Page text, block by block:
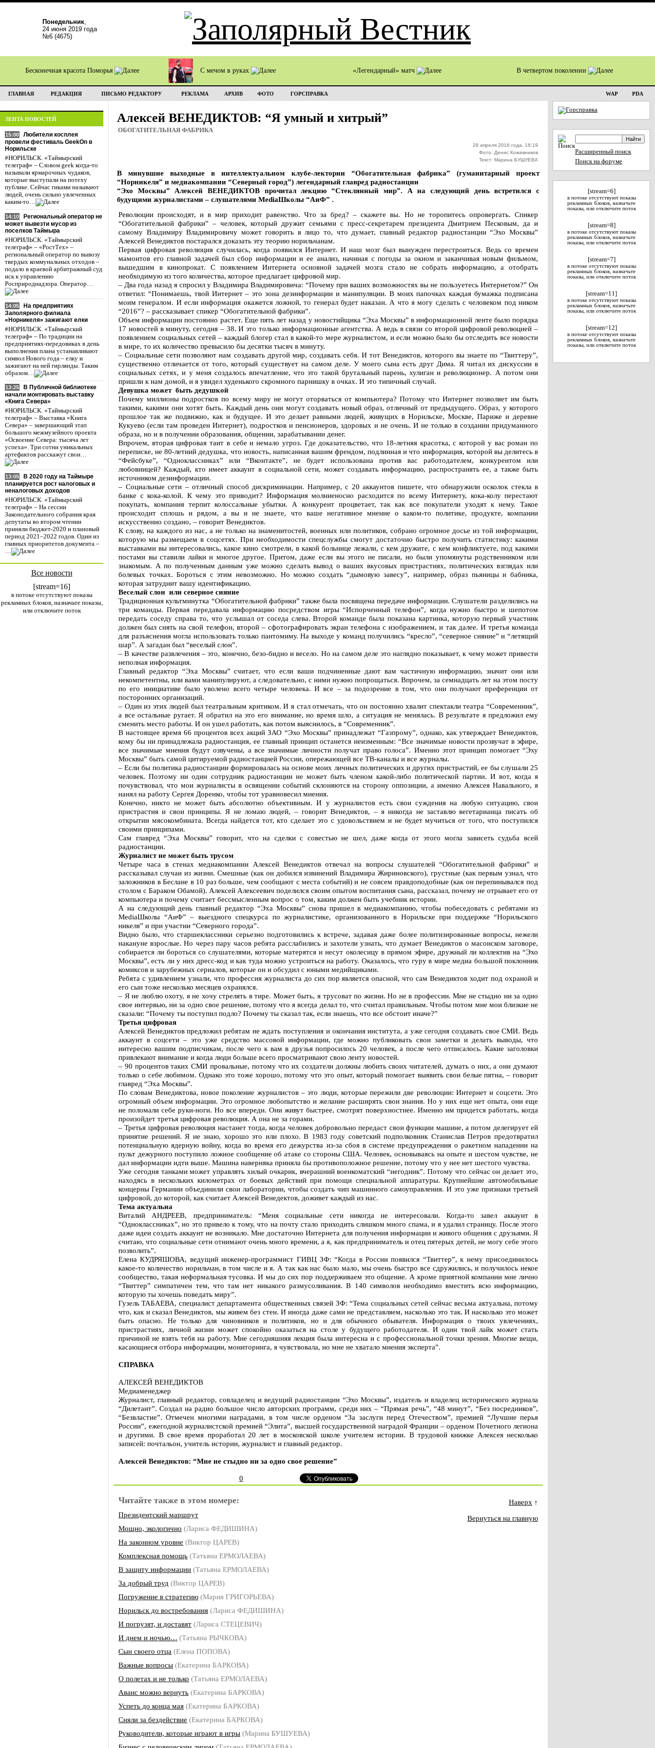
Понедельник,
24 июня 2019 года
№6 (4675)
Бесконечная красота Поморья С мечом в руках «Легендарный» матч В четвертом поколении
ГЛАВНАЯ РЕДАКЦИЯ ПИСЬМО РЕДАКТОРУ РЕКЛАМА АРХИВ ФОТО ГОРСПРАВКА WAP PDA
ЛЕНТА НОВОСТЕЙ
15:00
Любители косплея
провели фестиваль GeekOn в
Норильске
#НОРИЛЬСК. «Таймырский
телеграф» – Словом geek когда-то
называли ярмарочных чудаков,
которые выступали на потеху
публике. Сейчас гиками называют
людей, очень сильно увлеченных
каким-то…
14:10
Региональный оператор не
может вывезти мусор из
поселков Таймыра
#НОРИЛЬСК. «Таймырский
телеграф» – «РостТех» –
региональный оператор по вывозу
твердых коммунальных отходов –
подало в краевой арбитражный суд
иск к управлению
Росприроднадзора. Оператор…
14:05
На предприятиях
Заполярного филиала
«Норникеля» зажигают елки
#НОРИЛЬСК. «Таймырский
телеграф» – По традиции на
предприятиях-передовиках в день
выполнения плана устанавливают
символ Нового года – елку и
зажигают на ней гирлянды. Таким
образом…
13:25
В Публичной библиотеке
начали монтировать выставку
«Книга Севера»
#НОРИЛЬСК. «Таймырский
телеграф» – Выставка «Книга
Севера» – завершающий этап
большого межмузейного проекта
«Освоение Севера: тысяча лет
успеха». Три сотни уникальных
артефактов расскажут свои…
13:05
В 2020 году на Таймыре
планируется рост налоговых и
неналоговых доходов
#НОРИЛЬСК. «Таймырский
телеграф» – На сессии
Законодательного собрания края
депутаты во втором чтении
приняли бюджет-2020 и плановый
период 2021–2022 годов. Один из
главных приоритетов документа –
…
Все новости
[stream=16]
в потоке отсутствуют показы
рекламных блоков, назначьте показы,
или отключите поток
Алексей ВЕНЕДИКТОВ: “Я умный и хитрый”
ОБОГАТИТЕЛЬНАЯ ФАБРИКА
28 апреля 2016 года, 18:19
Фото: Денис Кожевников
Текст: Марина БУШУЕВА
В минувшие выходные в интеллектуальном клубе-лектории “Обогатительная фабрика” (гуманитарный проект
“Норникеля” и медиакомпании “Северный город”) легендарный главред радиостанции
“Эхо Москвы” Алексей ВЕНЕДИКТОВ прочитал лекцию “Стеклянный мир”. А на следующий день встретился с
будущими журналистами – слушателями MediaШколы “АиФ” .
Революции происходят, и в мир приходит равенство. Что за бред? – скажете вы. Но не торопитесь опровергать. Спикер
“Обогатительной фабрики” – человек, который дружит семьями с пресс-секретарем президента Дмитрием Песковым, да и
самому Владимиру Владимировичу может говорить в лицо то, что думает, главный редактор радиостанции “Эхо Москвы”
Алексей Венедиктов постарался доказать эту теорию норильчанам.
Первая цифровая революция случилась, когда появился Интернет. И наш мозг был вынужден перестроиться. Ведь со времен
мамонтов его главной задачей был сбор информации и ее анализ, начиная с погоды за окном и заканчивая новым фильмом,
вышедшим в кинопрокат. С появлением Интернета основной задачей мозга стало не собрать информацию, а отобрать
необходимую из того количества, которое предлагает цифровой мир.
– Два года назад я спросил у Владимира Владимировича: “Почему при ваших возможностях вы не пользуетесь Интернетом?” Он
ответил: “Понимаешь, твой Интернет – это зона дезинформации и манипуляции. В моих папочках каждая бумажка подписана
моим генералом. И если информация окажется ложной, то генерал будет наказан. А что я могу сделать с человеком под ником
“2016”? – рассказывает спикер “Обогатительной фабрики”.
Объем информации постоянно растет. Еще пять лет назад у новостийщика “Эха Москвы” в информационной ленте было порядка
17 новостей в минуту, сегодня – 38. И это только информационные агентства. А ведь в связи со второй цифровой революцией –
появлением социальных сетей – каждый блогер стал в какой-то мере журналистом, и если можно было бы отследить все новости
в мире, то их количество превысило бы десятки тысяч в минуту.
– Социальные сети позволяют нам создавать другой мир, создавать себя. И тот Венедиктов, которого вы знаете по “Твиттеру”,
существенно отличается от того, который существует на самом деле. У моего сына есть друг Дима. Я читал их дискуссии в
социальных сетях, и у меня создалось впечатление, что это такой брутальный парень, хулиган и революционер. А потом они
пришли к нам домой, и я увидел худенького скромного парнишку в очках. И это типичный случай.
Девушка может быть дедушкой
Почему миллионы подростков по всему миру не могут оторваться от компьютера? Потому что Интернет позволяет им быть
такими, какими они хотят быть. Каждый день они могут создавать новый образ, отличный от предыдущего. Образ, у которого
прошлое так же подвижно, как и будущее. И это делает равными людей, живущих в Норильске, Москве, Париже и деревне
Кукуево (если там проведен Интернет), подростков и пенсионеров, здоровых и не очень. И не только в создании придуманного
образа, но и в получении образования, общении, зарабатывании денег.
Впрочем, вторая цифровая таит в себе и немало угроз. Где доказательство, что 18-летняя красотка, с которой у вас роман по
переписке, не 80-летний дедушка, что новость, написанная вашим френдом, подлинная и что информация, которой вы делитесь в
“Фейсбуке”, “Одноклассниках” или “Вконтакте”, не будет использована против вас работодателем, конкурентом или
любовницей? Каждый, кто имеет аккаунт в социальной сети, может создавать информацию, распространять ее, а также быть
источником дезинформации.
– Социальные сети – отличный способ дискриминации. Например, с 20 аккаунтов пишете, что обнаружили осколок стекла в
банке с кока-колой. К чему это приводит? Информация молниеносно расходится по всему Интернету, кока-колу перестают
покупать, компания терпит колоссальные убытки. А конкурент процветает, так как все покупатели уходят к нему. Такое
происходит сплошь и рядом, а вы и не знаете, что ваше негативное мнение о каком-то политике, продукте, компании
искусственно создано, – говорит Венедиктов.
К слову, на каждого из нас, а не только на знаменитостей, военных или политиков, собрано огромное досье из той информации,
которую мы размещаем в соцсетях. При необходимости спецслужбы смогут достаточно быстро получить статистику: какими
выставками вы интересовались, какое кино смотрели, в какой больнице лежали, с кем дружите, с кем конфликтуете, под какими
постами вы ставили лайки и многое другое. Притом, даже если вы этого не писали, но были упомянуты родственником или
знакомым. А по полученным данным уже можно сделать вывод о ваших вкусовых пристрастиях, политических взглядах или
болевых точках. Бороться с этим невозможно. Но можно создать “дымовую завесу”, например, образ пьяницы и бабника,
которая затруднит вашу идентификацию.
Веселый слон или северное сияние
Традиционная культминутка “Обогатительной фабрики” также была посвящена передаче информации. Слушатели разделились на
три команды. Первая передавала информацию посредством игры “Испорченный телефон”, когда нужно быстро и шепотом
передать соседу справа то, что услышал от соседа слева. Второй команде была показана картинка, которую первый участник
должен был снять на свой телефон, второй – сфотографировать экран телефона с изображением, и так далее. И третья команда
для разъяснения могла использовать только пантомиму. На выходе у команд получились “кресло”, “северное сияние” и “летящий
шар”. А загадан был “веселый слон”.
– В качестве развлечения – это, конечно, безо-бидно и весело. Но на самом деле это наглядно показывает, к чему может привести
неполная информация.
Главный редактор “Эха Москвы” считает, что если ваши подчиненные дают вам частичную информацию, значит они или
некомпетентны, или вами манипулируют, а следовательно, с ними нужно попрощаться. Впрочем, за семнадцать лет на этом посту
по его инициативе было уволено всего четыре человека. И все – за подозрение в том, что они получают преференции от
посторонних организаций.
– Один из этих людей был театральным критиком. И я стал отмечать, что он постоянно хвалит спектакли театра “Современник”,
а все остальные ругает. Я обратил на это его внимание, но время шло, а ситуация не менялась. В результате я предложил ему
сменить место работы. И он ушел работать, как потом выяснилось, в “Современник”.
В настоящее время 66 процентов всех акций ЗАО “Эхо Москвы” принадлежат “Газпрому”, однако, как утверждает Венедиктов,
кому бы ни принадлежала радиостанция, ее главный принцип останется неизменным: “Все значимые новости прозвучат в эфире,
все значимые мнения будут озвучены, а все значимые личности получат право голоса”. Именно этот принцип помогает “Эху
Москвы” быть самой цитируемой радиостанцией России, опережающей все ТВ-каналы и все журналы.
– Если бы политика радиостанции формировалась на основе моих личных политических и других пристрастий, ее бы слушали 25
человек. Поэтому ни один сотрудник радиостанции не может быть членом какой-либо политической партии. И вот, когда я
почувствовал, что мои журналисты в освящении событий склоняются на сторону оппозиции, а именно Алексея Навального, я
нанял на работу Сергея Доренко, чтобы тот уравновесил мнения.
Конечно, никто не может быть абсолютно объективным. И у журналистов есть свои суждения на любую ситуацию, свои
пристрастия и свои принципы. Я не ломаю людей, – говорит Венедиктов, – я никогда не заставлю вегетарианца писать об
открытии мясокомбината. Всегда найдется тот, кто сделает это с удовольствием и не будет мучиться от того, что поступился
своими принципами.
Сам главред “Эха Москвы” говорит, что на сделки с совестью не шел, даже когда от этого могла зависеть судьба всей
радиостанции.
Журналист не может быть трусом
Четыре часа в стенах медиакомпании Алексей Венедиктов отвечал на вопросы слушателей “Обогатительной фабрики” и
рассказывал случаи из жизни. Смешные (как он добился извинений Владимира Жириновского), грустные (как первым узнал, что
заложников в Беслане в 10 раз больше, чем сообщают с места событий) и не совсем правдоподобные (как он перепинывался под
столом с Бараком Обамой). Алексей Алексеевич поделился своим опытом воспитания сына, рассказал, почему не отрывает его от
компьютера и почему считает бессмысленным вопрос о том, каким должен быть учебник истории.
А на следующий день главный редактор “Эха Москвы” снова пришел в медиакомпанию, чтобы побеседовать с ребятами из
MediaШколы “АиФ” – выездного спецкурса по журналистике, организованного в Норильске при поддержке “Норильского
никеля” и при участии “Северного города”.
Видно было, что старшеклассники серьезно подготовились к встрече, задавая даже более политизированные вопросы, нежели
накануне взрослые. Но через пару часов ребята расслабились и захотели узнать, что думает Венедиктов о масонском заговоре,
собирается ли бороться со слушателями, которые матерятся и несут околесицу в прямом эфире, дружный ли коллектив на “Эхо
Москвы”, есть ли у них дресс-код и как туда можно устроиться на работу. Оказалось, что гуру в мире медиа большой поклонник
комиксов и зарубежных сериалов, которые он и обсудил с юными медийщиками.
Ребята с удивлением узнали, что профессия журналиста до сих пор является опасной, что сам Венедиктов ходит под охраной и
его сын тоже несколько месяцев охранялся.
– Я не люблю охоту, я не хочу стрелять в тире. Может быть, я трусоват по жизни. Но не в профессии. Мне не стыдно ни за одно
свое интервью, ни за одно свое решение, потому что я всегда делал то, что считал правильным. Чтобы потом мне мои близкие не
сказали: “Почему ты поступил подло? Почему ты сказал так, если знаешь, что все обстоит иначе?”
Третья цифровая
Алексей Венедиктов предложил ребятам не ждать поступления и окончания института, а уже сегодня создавать свое СМИ. Ведь
аккаунт в соцсети – это уже средство массовой информации, где можно публиковать свои заметки и делать выводы, что
интересно вашим подписчикам, после чего к вам в друзья попросилось 20 человек, а после чего отписалось. Какие заголовки
привлекают внимание и когда люди больше всего просматривают свою ленту новостей.
– 90 процентов таких СМИ провальные, потому что их создатели должны любить своих читателей, думать о них, а они думают
только о себе любимом. Однако это тоже хорошо, потому что это опыт, который помогает выявить свои белые пятна, – говорит
главред “Эха Москвы”.
По словам Венедиктова, новое поколение журналистов – это люди, которые пережили две революции: Интернет и соцсети. Это
огромный объем информации. Это огромное любопытство и желание расширять свои знания. Но у них еще нет опыта, они еще
не поломали себе руки-ноги. Но все впереди. Они живут быстрее, смотрят поверхностнее. Именно им придется работать, когда
произойдет третья цифровая революция. А она не за горами.
– Третья цифровая революция настанет тогда, когда человек добровольно передаст свои функции машине, а потом делегирует ей
принятие решений. Я не знаю, хорошо это или плохо. В 1983 году советский подполковник Станислав Петров предотвратил
потенциальную ядерную войну, когда во время его дежурства из-за сбоя в системе предупреждения о ракетном нападении на
пульт дежурного поступило ложное сообщение об атаке со стороны США. Человек, основываясь на опыте и шестом чувстве, не
дал информации идти выше. Машина наверняка приняла бы противоположное решение, потому что у нее нет шестого чувства.
Уже сегодня танками может управлять хилый очкарик, вчерашний военкоматский “негодник”. Потому что сейчас он делает это,
находясь в нескольких километрах от боевых действий при помощи специальной аппаратуры. Крупнейшие автомобильные
концерны Германии объединили свои лаборатории, чтобы создать чип машинного самоуправления. И это уже признаки третьей
цифровой, до которой, как считает Алексей Венедектов, доживет каждый из нас.
Тема актуальна
Виталий АНДРЕЕВ, предприниматель: “Меня социальные сети никогда не интересовали. Когда-то завел аккаунт в
“Одноклассниках”, но это привело к тому, что на почту стало приходить слишком много спама, и я удалил страницу. После этого
даже идеи создать аккаунт не возникало. Мне достаточно Интернета для получения информации и живого общения с друзьями. Я
считаю, что социальные сети отнимают очень много времени, а я, как предприниматель и отец пятерых детей, не могу себе этого
позволить”.
Елена КУДРЯШОВА, ведущий инженер-программист ГИВЦ ЗФ: “Когда в России появился “Твиттер”, к нему присоединилось
какое-то количество норильчан, в том числе и я. А так как нас было мало, мы очень быстро все сдружились, и получилось некое
сообщество, такая неформальная тусовка. И мы до сих пор поддерживаем это общение. А кроме приятной компании мне лично
“Твиттер” симпатичен тем, что там нет никакого размусоливания. В 140 символов необходимо вместить всю информацию,
которую ты хочешь поведать миру”.
Гузель ТАБАЕВА, специалист департамента общественных связей ЗФ: “Тема социальных сетей сейчас весьма актуальна, потому
что, как и сказал Венедиктов, мы живем без стен. И иногда даже сами не представляем, насколько это так. И насколько это может
быть опасно. Не только для чиновников и политиков, но и для обычного обывателя. Информация о твоих увлечениях,
пристрастиях, личной жизни может спокойно оказаться на столе у будущего работодателя. И один твой лайк может стать
причиной не взять тебя на работу. Мне сегодняшняя лекция была интересна и с профессиональной точки зрения. Многие вещи,
касающиеся отбора информации, мониторинга, я чувствовала, но мне не хватало мнения эксперта”.
СПРАВКА
АЛЕКСЕЙ ВЕНЕДИКТОВ
Медиаменеджер
Журналист, главный редактор, совладелец и ведущий радиостанции “Эхо Москвы”, издатель и владелец исторического журнала
“Дилетант”. Создал на радио большое число авторских программ, среди них – “Прямая речь”, “48 минут”, “Без посредников”,
“Безвластие”. Отмечен многими наградами, в том числе орденом “За заслуги перед Отечеством”, премией “Лучшие перья
России”, ежегодной журналистской премией “Элита”, высшей государственной наградой Франции – орденом Почетного легиона
и другими. В свое время проработал 20 лет в московской школе учителем истории. В трудовой книжке Алексея несколько
записей: почтальон, учитель истории, журналист и главный редактор.
Алексей Венедиктов: “Мне не стыдно ни за одно свое решение”
0
Читайте также в этом номере:
Президентский маршрут
Мощно, экологично (Лариса ФЕДИШИНА)
На законном уровне (Виктор ЦАРЕВ)
Комплексная помощь (Татьяна ЕРМОЛАЕВА)
В защиту информации (Татьяна ЕРМОЛАЕВА)
За добрый труд (Виктор ЦАРЕВ)
Погружение в стратегию (Мария ГРИГОРЬЕВА)
Норильск до востребования (Лариса ФЕДИШИНА)
И погрузят, и доставят (Лариса СТЕЦЕВИЧ)
И днем и ночью… (Татьяна РЫЧКОВА)
Сын своего отца (Елена ПОПОВА)
Важные вопросы (Екатерина БАРКОВА)
О полетах и не только (Татьяна ЕРМОЛАЕВА)
Аванс можно вернуть (Екатерина БАРКОВА)
Успеть до конца мая (Екатерина БАРКОВА)
Сняли за бездействие (Екатерина БАРКОВА)
Руководители, которые играют в игры (Марина БУШУЕВА)
Наверх ↑
Вернуться на главную
Расширенный поиск
Поиск на форуме
[stream=6]
в потоке отсутствуют показы
рекламных блоков, назначьте
показы, или отключите поток
[stream=8]
в потоке отсутствуют показы
рекламных блоков, назначьте
показы, или отключите поток
[stream=7]
в потоке отсутствуют показы
рекламных блоков, назначьте
показы, или отключите поток
[stream=11]
в потоке отсутствуют показы
рекламных блоков, назначьте
показы, или отключите поток
[stream=12]
в потоке отсутствуют показы
рекламных блоков, назначьте
показы, или отключите поток